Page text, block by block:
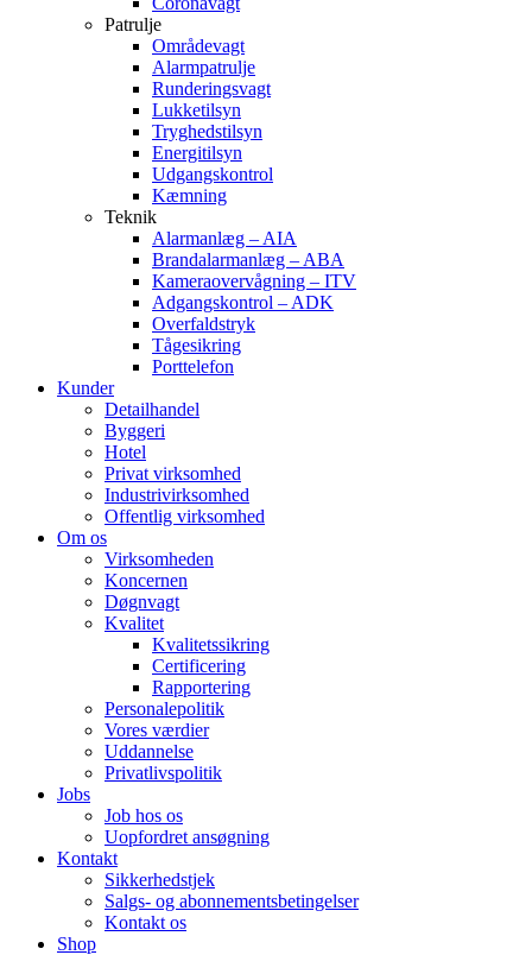
Patrulje
Områdevagt
Alarmpatrulje
Runderingsvagt
Lukketilsyn
Tryghedstilsyn
Energitilsyn
Udgangskontrol
Kæmning
Teknik
Alarmanlæg – AIA
Brandalarmanlæg – ABA
Kameraovervågning – ITV
Adgangskontrol – ADK
Overfaldstryk
Tågesikring
Porttelefon
Kunder
Detailhandel
Byggeri
Hotel
Privat virksomhed
Industrivirksomhed
Offentlig virksomhed
Om os
Virksomheden
Koncernen
Døgnvagt
Kvalitet
Kvalitetssikring
Certificering
Rapportering
Personalepolitik
Vores værdier
Uddannelse
Privatlivspolitik
Jobs
Job hos os
Uopfordret ansøgning
Kontakt
Sikkerhedstjek
Salgs- og abonnementsbetingelser
Kontakt os
Shop